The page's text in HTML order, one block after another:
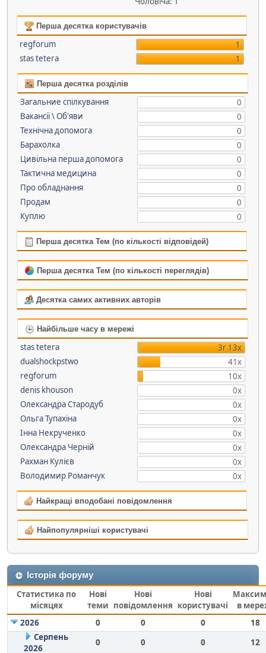
Перша десятка користувачів
regforum
1
stas tetera
1
Перша десятка розділів
Загальние спілкування
0
Вакансії \ Об'яви
0
Технічна допомога
0
Барахолка
0
Цивільна перша допомога
0
Тактична медицина
0
Про обладнання
0
Продам
0
Куплю
0
Перша десятка Тем (по кількості відповідей)
Перша десятка Тем (по кількості переглядів)
Десятка самих активних авторів
Найбільше часу в мережі
stas tetera
3г 13х
dualshockpstwo
41х
regforum
10х
denis khouson
0х
Олександра Стародуб
0х
Ольга Тупахіна
0х
Інна Некрученко
0х
Олександра Черній
0х
Рахман Кулієв
0х
Володимир Романчук
0х
Найкращі вподобані повідомлення
Найпопулярніші користувачі
Історія форуму
Статистика по
місяцях
Нові
теми
Нові
повідомлення
Нові
користувачі
в
2026
0 0 0
18
Серпень
2026
0 0 0
12